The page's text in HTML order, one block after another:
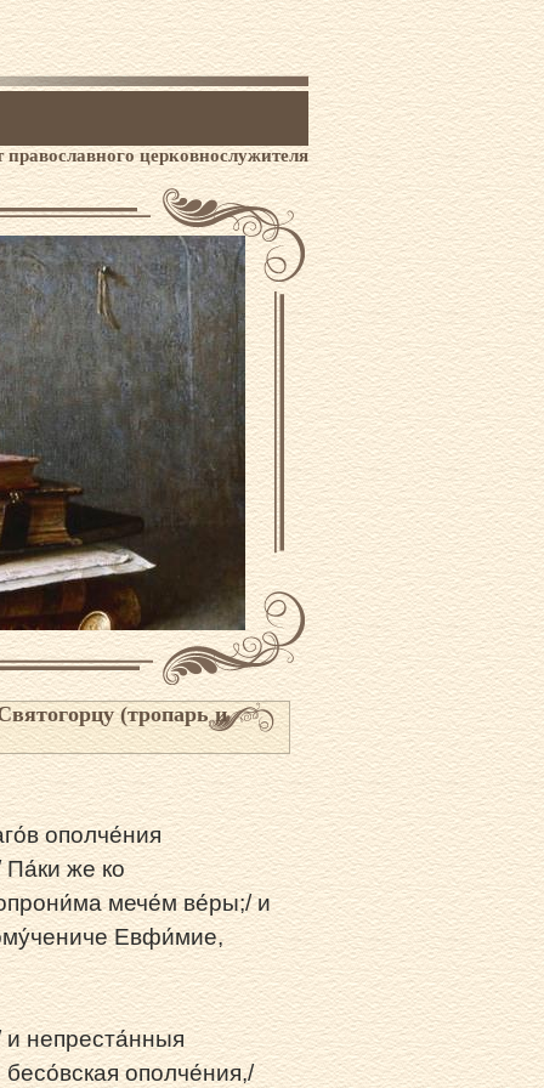
православного церковнослужителя
(тропарь и
ополче́ния
Па́ки же ко
мече́м ве́ры;/ и
Евфи́мие,
непреста́нныя
ополче́ния,/